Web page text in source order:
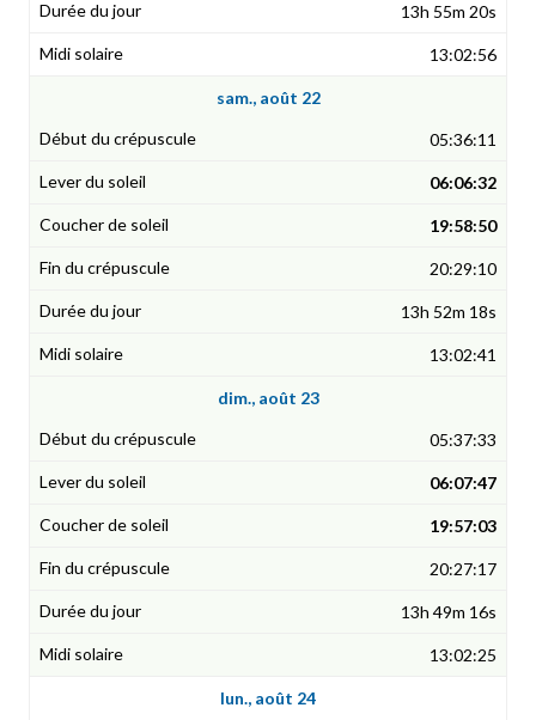
13h 55m 20s
13:02:56
sam., août 22
05:36:11
06:06:32
19:58:50
20:29:10
13h 52m 18s
13:02:41
dim., août 23
05:37:33
06:07:47
19:57:03
20:27:17
13h 49m 16s
13:02:25
lun., août 24